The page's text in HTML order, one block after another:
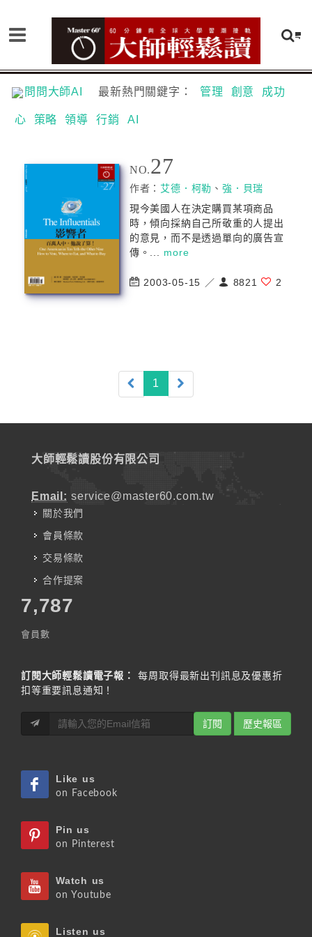
問問大師AI 最新熱門關鍵字： 管理 創意 成功
心 策略 領導 行銷 AI
NO.27
作者：艾德．柯勒 、強．貝瑞
現今美國人在決定購買某項商品
時，傾向採納自己所敬重的人提出
的意見，而不是透過單向的廣告宣
傳。... more
2003-05-15 ／ 8821 2
1 (current)
大師輕鬆讀股份有限公司
Email: service@master60.com.tw
關於我們
會員條款
交易條款
合作提案
7,787
會員數
訂閱大師輕鬆讀電子報：
每周取得最新出刊訊息及優惠折
扣等重要訊息通知！
訂閱 歷史報區
Like us
on Facebook
Pin us
on Pinterest
Watch us
on Youtube
Listen us